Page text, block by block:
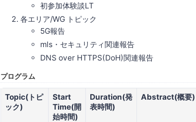
初参加体験談LT
各エリア/WG トピック
5G報告
mls・セキュリティ関連報告
DNS over HTTPS(DoH)関連報告
プログラム
Topic(トピ
ック)
Start
Time(開
始時間)
Duration(発
表時間)
Abstract(概要)